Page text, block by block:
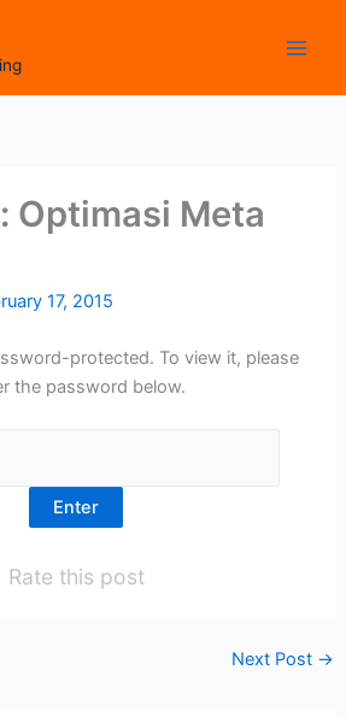
Optimasi Meta
17, 2015
protected. To view it, please
the password below.
Rate this post
Next Post →